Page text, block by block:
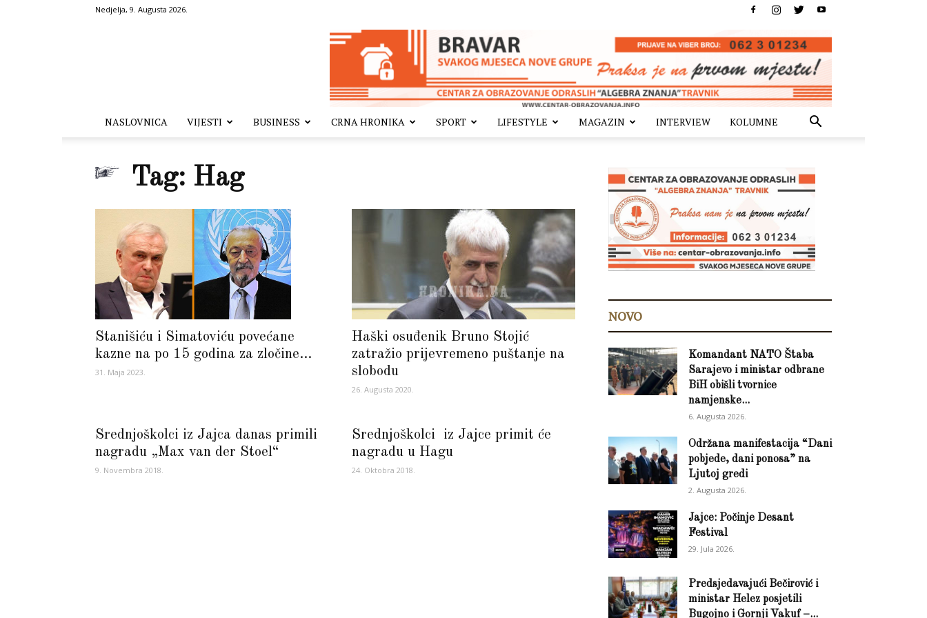
Nedjelja, 9. Augusta 2026.
NASLOVNICA VIJESTI BUSINESS CRNA HRONIKA SPORT LIFESTYLE MAGAZIN INTERVIEW KOLUMNE
Tag: Hag
Stanišiću i Simatoviću povećane
kazne na po 15 godina za zločine...
31. Maja 2023.
Haški osuđenik Bruno Stojić
zatražio prijevremeno puštanje na
slobodu
26. Augusta 2020.
Srednjoškolci iz Jajca danas primili
nagradu „Max van der Stoel“
9. Novembra 2018.
Srednjoškolci iz Jajce primit će
nagradu u Hagu
24. Oktobra 2018.
NOVO
Komandant NATO Štaba
Sarajevo i ministar odbrane
BiH obišli tvornice
namjenske...
6. Augusta 2026.
Održana manifestacija “Dani
pobjede, dani ponosa” na
Ljutoj gredi
2. Augusta 2026.
Jajce: Počinje Desant
Festival
29. Jula 2026.
Predsjedavajući Bečirović i
ministar Helez posjetili
Bugojno i Gornji Vakuf –...